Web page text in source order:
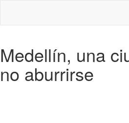
Medellín, una
no aburrirse